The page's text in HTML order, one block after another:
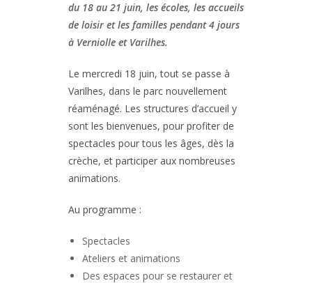
du 18 au 21 juin, les écoles, les accueils
de loisir et les familles pendant 4 jours
à Verniolle et Varilhes.
Le mercredi 18 juin, tout se passe à
Varilhes, dans le parc nouvellement
réaménagé. Les structures d’accueil y
sont les bienvenues, pour profiter de
spectacles pour tous les âges, dès la
crèche, et participer aux nombreuses
animations.
Au programme :
Spectacles
Ateliers et animations
Des espaces pour se restaurer et